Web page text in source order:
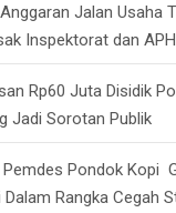
Jalan Usaha
Inspektorat dan
Rp60 Juta Disidik
Jadi Sorotan Publik
Pondok Kopi
Dalam Rangka Cegah